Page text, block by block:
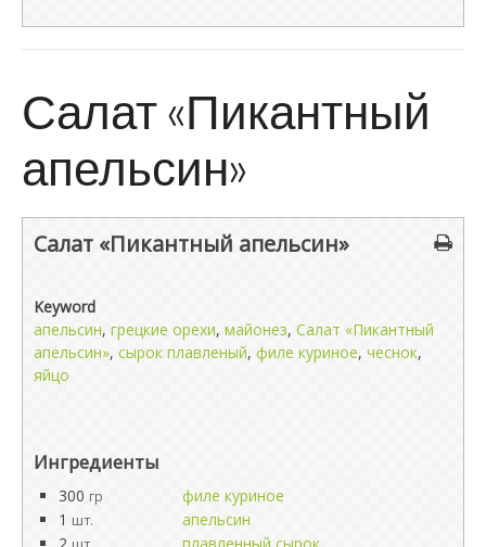
Салат «Пикантный
апельсин»
Салат «Пикантный апельсин»
Keyword
апельсин, грецкие орехи, майонез, Салат «Пикантный
апельсин», сырок плавленый, филе куриное, чеснок,
яйцо
Ингредиенты
300 гр
филе куриное
1 шт.
апельсин